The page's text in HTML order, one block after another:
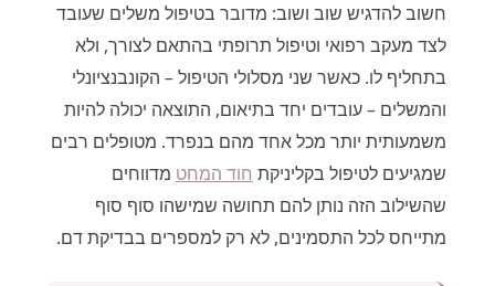
חשוב להדגיש שוב ושוב: מדובר בטיפול משלים שעובד
לצד מעקב רפואי וטיפול תרופתי בהתאם לצורך, ולא
בתחליף לו. כאשר שני מסלולי הטיפול – הקונבנציונלי
והמשלים – עובדים יחד בתיאום, התוצאה יכולה להיות
משמעותית יותר מכל אחד מהם בנפרד. מטופלים רבים
שמגיעים לטיפול בקליניקת חוד המחט מדווחים
שהשילוב הזה נותן להם תחושה שמישהו סוף סוף
מתייחס לכל התסמינים, לא רק למספרים בבדיקת דם.